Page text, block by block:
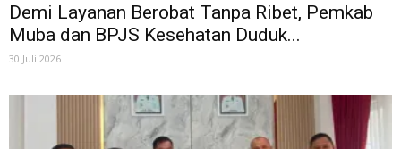
Demi Layanan Berobat Tanpa Ribet, Pemkab
Muba dan BPJS Kesehatan Duduk...
30 Juli 2026